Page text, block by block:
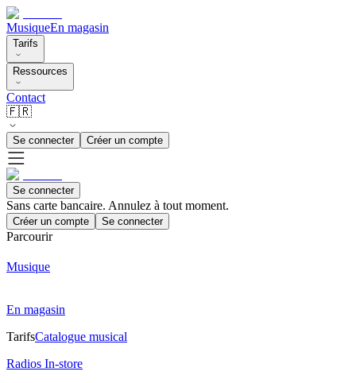
MusiqueEn magasin
Tarifs
Ressources
Contact
🇫🇷
Se connecter Créer un compte
Se connecter
Sans carte bancaire. Annulez à tout moment.
Créer un compte Se connecter
Parcourir
Musique
En magasin
TarifsCatalogue musical
Radios In-store